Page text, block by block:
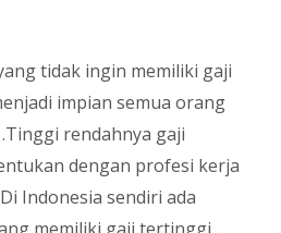
tidak ingin memiliki gaji
impian semua orang
rendahnya gaji
dengan profesi kerja
Indonesia sendiri ada